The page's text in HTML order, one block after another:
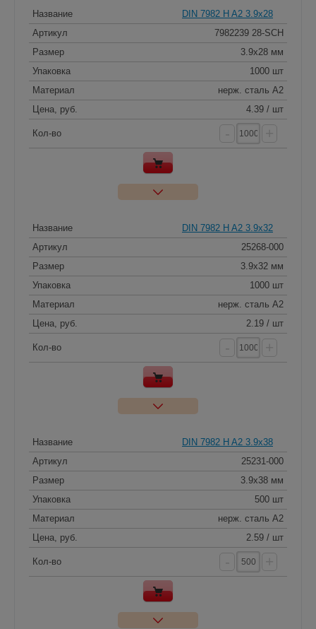
Название
DIN 7982 H A2 3.9x28
Артикул
7982239 28-SCH
Размер
3.9x28 мм
Упаковка
1000 шт
Материал
нерж. сталь A2
Цена, руб.
4.39 / шт
Кол-во
Название
DIN 7982 H A2 3.9x32
Артикул
25268-000
Размер
3.9x32 мм
Упаковка
1000 шт
Материал
нерж. сталь A2
Цена, руб.
2.19 / шт
Кол-во
Название
DIN 7982 H A2 3.9x38
Артикул
25231-000
Размер
3.9x38 мм
Упаковка
500 шт
Материал
нерж. сталь A2
Цена, руб.
2.59 / шт
Кол-во